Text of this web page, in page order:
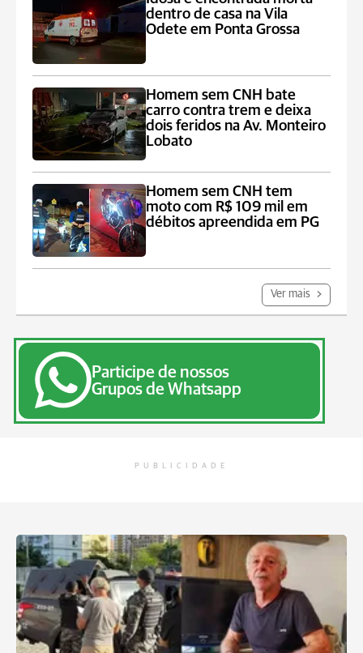
dentro de casa na Vila
Odete em Ponta Grossa
Homem sem CNH bate
carro contra trem e deixa
dois feridos na Av. Monteiro
Lobato
Homem sem CNH tem
moto com R$ 109 mil em
débitos apreendida em PG
Ver mais
Participe de nossos
Grupos de Whatsapp
PUBLICIDADE